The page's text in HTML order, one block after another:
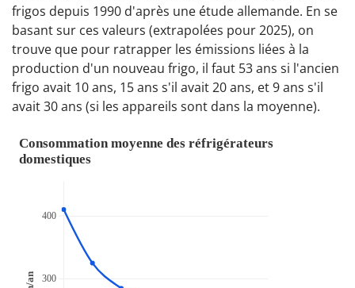
frigos depuis 1990 d'après une étude allemande. En se
basant sur ces valeurs (extrapolées pour 2025), on
trouve que pour ratrapper les émissions liées à la
production d'un nouveau frigo, il faut 53 ans si l'ancien
frigo avait 10 ans, 15 ans s'il avait 20 ans, et 9 ans s'il
avait 30 ans (si les appareils sont dans la moyenne).